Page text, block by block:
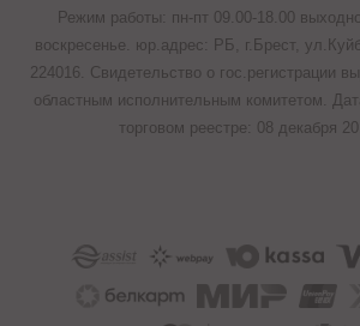
Режим работы: пн-пт 09.00-18.00
воскресенье. юр.адрес: РБ, г.Брест,
224016. Свидетельство о гос.регистрации
областным исполнительным комитетом.
торговом реестре: 08 декабря